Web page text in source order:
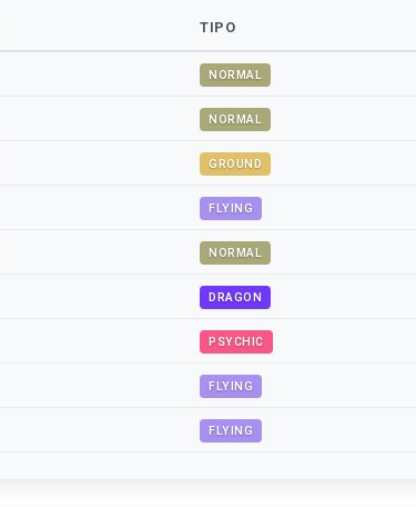
TIPO
NORMAL
NORMAL
GROUND
FLYING
NORMAL
DRAGON
PSYCHIC
FLYING
FLYING